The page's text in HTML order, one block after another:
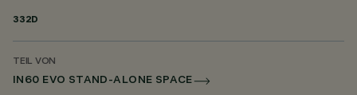
332D
TEIL VON
IN60 EVO STAND-ALONE SPACE